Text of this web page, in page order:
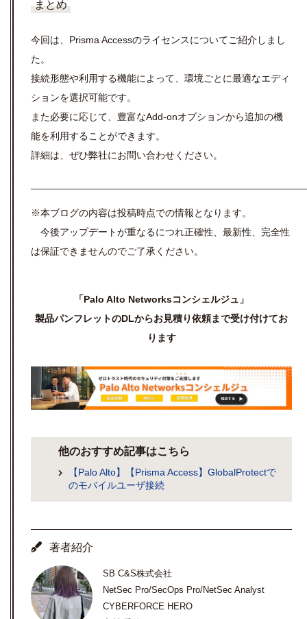
まとめ
今回は、Prisma Accessのライセンスについてご紹介しまし
た。
接続形態や利用する機能によって、環境ごとに最適なエディ
ションを選択可能です。
また必要に応じて、豊富なAdd-onオプションから追加の機
能を利用することができます。
詳細は、ぜひ弊社にお問い合わせください。
※本ブログの内容は投稿時点での情報となります。
今後アップデートが重なるにつれ正確性、最新性、完全性
は保証できませんのでご了承ください。
「Palo Alto Networksコンシェルジュ」
製品パンフレットのDLからお見積り依頼まで受け付けてお
ります
他のおすすめ記事はこちら
【Palo Alto】【Prisma Access】GlobalProtectで
のモバイルユーザ接続
著者紹介
SB C&S株式会社
NetSec Pro/SecOps Pro/NetSec Analyst
CYBERFORCE HERO